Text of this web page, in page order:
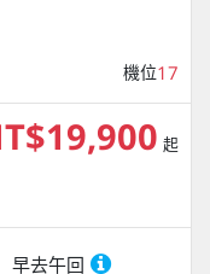
機位17
早去午回
起